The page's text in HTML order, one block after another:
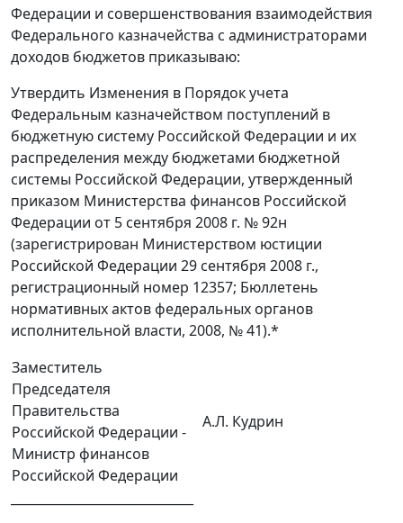
Федерации и совершенствования взаимодействия
Федерального казначейства с администраторами
доходов бюджетов приказываю:
Утвердить Изменения в Порядок учета
Федеральным казначейством поступлений в
бюджетную систему Российской Федерации и их
распределения между бюджетами бюджетной
системы Российской Федерации, утвержденный
приказом Министерства финансов Российской
Федерации от 5 сентября 2008 г. № 92н
(зарегистрирован Министерством юстиции
Российской Федерации 29 сентября 2008 г.,
регистрационный номер 12357; Бюллетень
нормативных актов федеральных органов
исполнительной власти, 2008, № 41).*
Заместитель
Председателя
Правительства
Российской Федерации -
Министр финансов
Российской Федерации
А.Л. Кудрин